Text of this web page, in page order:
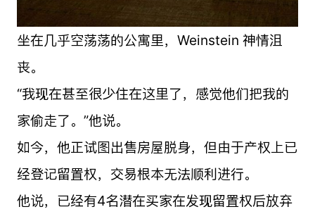
坐在几乎空荡荡的公寓里，Weinstein 神情沮
丧。
“我现在甚至很少住在这里了，感觉他们把我的
家偷走了。”他说。
如今，他正试图出售房屋脱身，但由于产权上已
经登记留置权，交易根本无法顺利进行。
他说，已经有4名潜在买家在发现留置权后放弃